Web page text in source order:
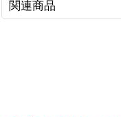
関連商品